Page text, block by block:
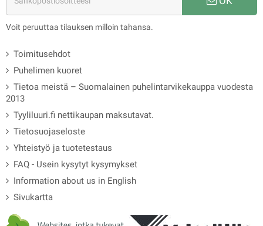
Voit peruuttaa tilauksen milloin tahansa.
Toimitusehdot
Puhelimen kuoret
Tietoa meistä – Suomalainen puhelintarvikekauppa vuodesta
2013
Tyyliluuri.fi nettikaupan maksutavat.
Tietosuojaseloste
Yhteistyö ja tuotetestaus
FAQ - Usein kysytyt kysymykset
Information about us in English
Sivukartta